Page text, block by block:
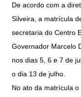
De acordo com a
Silveira, a matrícula
secretaria do Centro
Governador Marcelo
nos dias 5, 6 e 7 de
o dia 13 de julho.
No ato da matrícula